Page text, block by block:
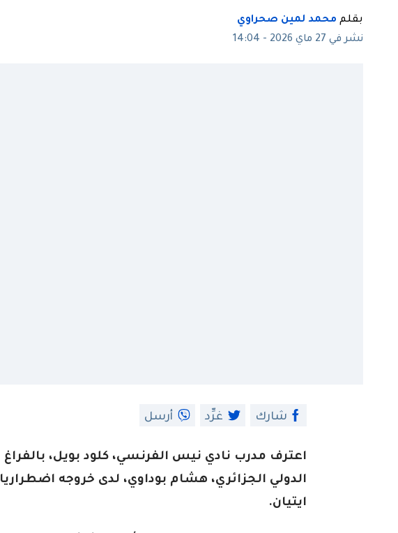
بقلم محمد لمين صحراوي
نشر في 27 ماي 2026 - 14:04
شارك غرِّد أرسل
اعترف مدرب نادي نيس الفرنسي، كلود بويل، بالفراغ
الدولي الجزائري، هشام بوداوي، لدى خروجه
ايتيان.